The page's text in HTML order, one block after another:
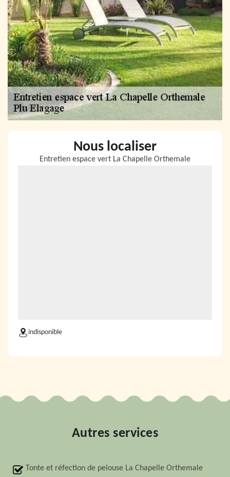
Nous localiser
Entretien espace vert La Chapelle Orthemale
indisponible
Autres services
Tonte et réfection de pelouse La Chapelle Orthemale